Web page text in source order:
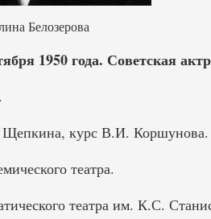
1950 года. Советская
Щепкина, курс В.И. Коршунова.
театра.
театра им. К.С.